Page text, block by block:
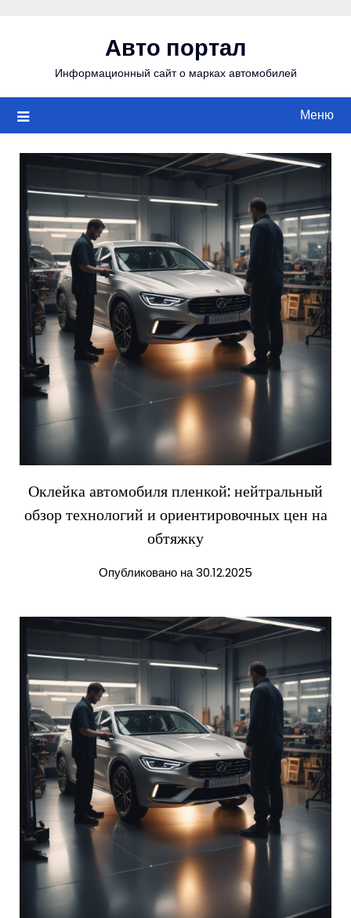
Авто портал
Информационный сайт о марках автомобилей
Меню
Оклейка автомобиля пленкой: нейтральный
обзор технологий и ориентировочных цен на
обтяжку
Опубликовано на 30.12.2025